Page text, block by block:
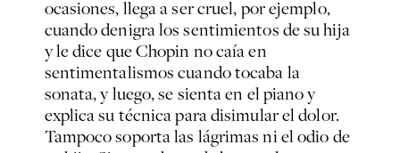
ocasiones, llega a ser cruel, por ejemplo,
cuando denigra los sentimientos de su hija
y le dice que Chopin no caía en
sentimentalismos cuando tocaba la
sonata, y luego, se sienta en el piano y
explica su técnica para disimular el dolor.
Tampoco soporta las lágrimas ni el odio de